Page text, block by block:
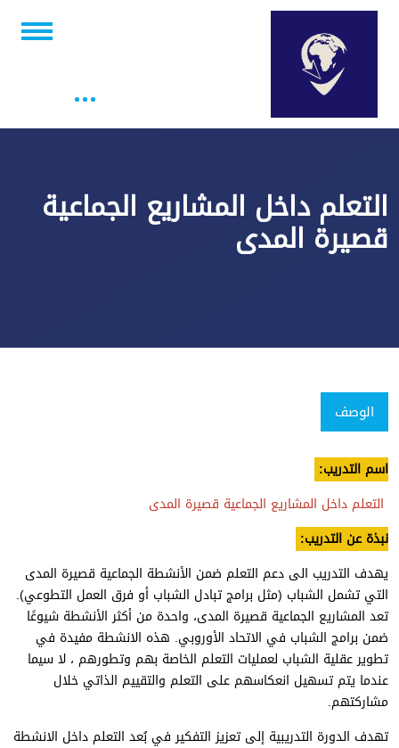
التعلم داخل المشاريع الجماعية
قصيرة المدى
الوصف
اسم التدريب:
التعلم داخل المشاريع الجماعية قصيرة المدى
نبذة عن التدريب:
يهدف التدريب الى دعم التعلم ضمن الأنشطة الجماعية قصيرة المدى
التي تشمل الشباب (مثل برامج تبادل الشباب أو فرق العمل التطوعي).
تعد المشاريع الجماعية قصيرة المدى، واحدة من أكثر الأنشطة شيوعًا
ضمن برامج الشباب في الاتحاد الأوروبي. هذه الانشطة مفيدة في
تطوير عقلية الشباب لعمليات التعلم الخاصة بهم وتطورهم ، لا سيما
عندما يتم تسهيل انعكاسهم على التعلم والتقييم الذاتي خلال
مشاركتهم.
تهدف الدورة التدريبية إلى تعزيز التفكير في بُعد التعلم داخل الانشطة